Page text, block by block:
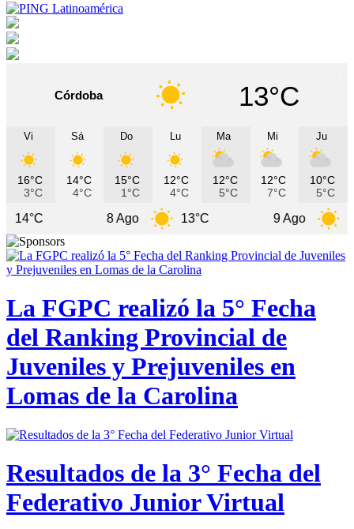
Córdoba 13°C
Vi
16°C
3°C
Sá
14°C
4°C
Do
15°C
1°C
Lu
12°C
4°C
Ma
12°C
5°C
Mi
12°C
7°C
Ju
10°C
5°C
13°C 11°C
La FGPC realizó la 5° Fecha
del Ranking Provincial de
Juveniles y Prejuveniles en
Lomas de la Carolina
Resultados de la 3° Fecha del
Federativo Junior Virtual